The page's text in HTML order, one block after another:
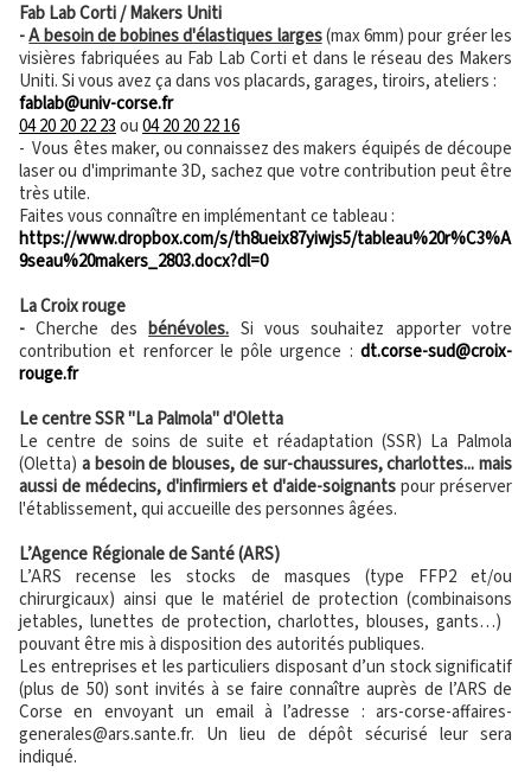
Fab Lab Corti / Makers Uniti
-A besoin de bobines d'élastiques larges(max 6mm) pour gréer les
visières fabriquées au Fab Lab Corti et dans le réseau des Makers
Uniti. Si vous avez ça dans vos placards, garages, tiroirs, ateliers :
fablab@univ-corse.fr
04 20 20 22 23ou04 20 20 22 16
- Vous êtes maker, ou connaissez des makers équipés de découpe
laser ou d'imprimante 3D, sachez que votre contribution peut être
très utile.
Faites vous connaître en implémentant ce tableau :
https://www.dropbox.com/s/th8ueix87yiwjs5/tableau%20r%C3%A
9seau%20makers_2803.docx?dl=0
La Croix rouge
-Cherche desbénévoles. Si vous souhaitez apporter votre
contribution et renforcer le pôle urgence : dt.corse-sud@croix-
rouge.fr
Le centre SSR "La Palmola" d'Oletta
Le centre de soins de suite et réadaptation (SSR) La Palmola
(Oletta) a besoin de blouses, de sur-chaussures, charlottes... mais
aussi de médecins, d'infirmiers et d'aide-soignantspour préserver
l'établissement, qui accueille des personnes âgées.
L’Agence Régionale de Santé (ARS)
L’ARS recense les stocks de masques (type FFP2 et/ou
chirurgicaux) ainsi que le matériel de protection (combinaisons
jetables, lunettes de protection, charlottes, blouses, gants…)
pouvant être mis à disposition des autorités publiques.
Les entreprises et les particuliers disposant d’un stock significatif
(plus de 50) sont invités à se faire connaître auprès de l’ARS de
Corse en envoyant un email à l’adresse : ars-corse-affaires-
generales@ars.sante.fr. Un lieu de dépôt sécurisé leur sera
indiqué.